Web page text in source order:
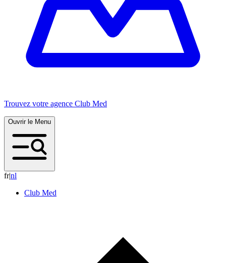
Trouvez votre agence Club Med
Ouvrir le Menu
fr|nl
Club Med